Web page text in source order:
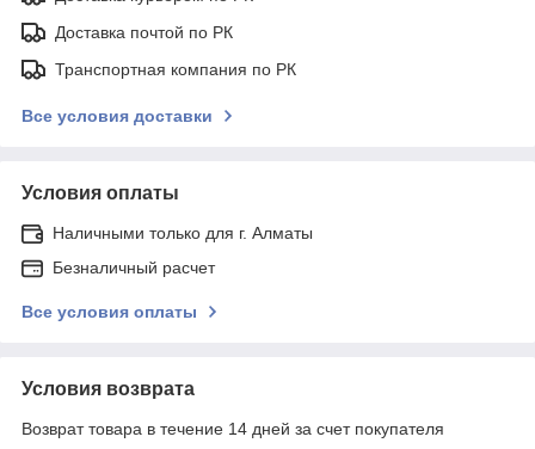
Доставка почтой по РК
Транспортная компания по РК
Все условия доставки
Условия оплаты
Наличными только для г. Алматы
Безналичный расчет
Все условия оплаты
Условия возврата
Возврат товара в течение 14 дней за счет покупателя